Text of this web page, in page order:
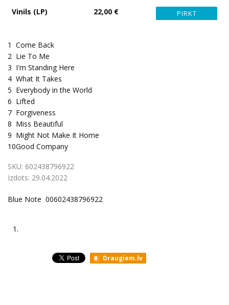
Vinils (LP) 22,00 €
1 Come Back
2 Lie To Me
3 I'm Standing Here
4 What It Takes
5 Everybody in the World
6 Lifted
7 Forgiveness
8 Miss Beautiful
9 Might Not Make It Home
10Good Company
SKU: 602438796922
Izdots: 29.04.2022
Blue Note 00602438796922
1.
Draugiem.lv